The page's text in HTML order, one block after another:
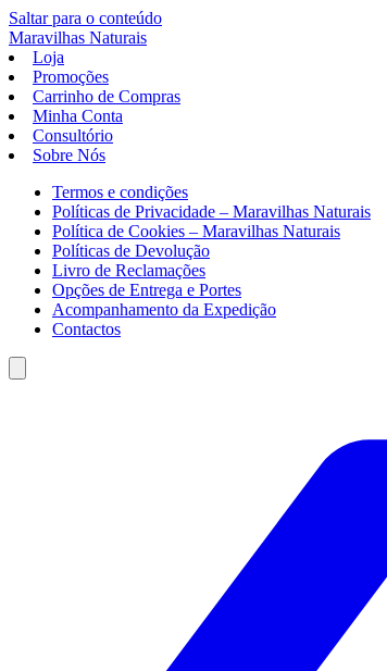
Saltar para o conteúdo
Maravilhas Naturais
Loja
Promoções
Carrinho de Compras
Minha Conta
Consultório
Sobre Nós
Termos e condições
Políticas de Privacidade – Maravilhas Naturais
Política de Cookies – Maravilhas Naturais
Políticas de Devolução
Livro de Reclamações
Opções de Entrega e Portes
Acompanhamento da Expedição
Contactos